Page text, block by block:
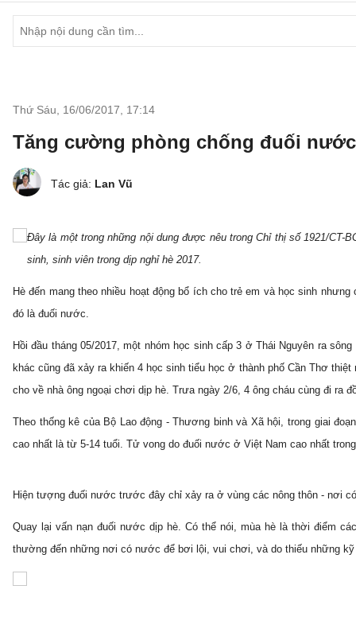
Thứ Sáu, 16/06/2017 17:14
Tăng cường phòng chống đuối nước
Tác giả: Lan Vũ
Đây là một trong những nội dung được nêu trong Chỉ thị số 1921/
sinh, sinh viên trong dịp nghỉ hè 2017.
Hè đến mang theo nhiều hoạt động bổ ích cho trẻ em và học sinh
đó là đuối nước.
Hồi đầu tháng 05/2017, một nhóm học sinh cấp 3 ở Thái Nguyên ra
khác cũng đã xảy ra khiến 4 học sinh tiểu học ở thành phố Cần Thơ
cho về nhà ông ngoại chơi dịp hè. Trưa ngày 2/6, 4 ông cháu cùng đi
Theo thống kê của Bộ Lao động - Thương binh và Xã hội, trong giai
cao nhất là từ 5-14 tuổi. Tử vong do đuối nước ở Việt Nam cao nhất
Hiện tượng đuối nước trước đây chỉ xảy ra ở vùng các nông thôn - nơi
Quay lại vấn nạn đuối nước dịp hè. Có thể nói, mùa hè là thời điểm
thường đến những nơi có nước để bơi lội, vui chơi, và do thiếu những